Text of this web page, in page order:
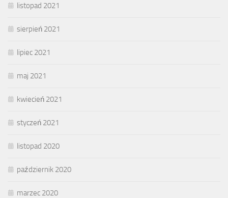
listopad 2021
sierpień 2021
lipiec 2021
maj 2021
kwiecień 2021
styczeń 2021
listopad 2020
październik 2020
marzec 2020